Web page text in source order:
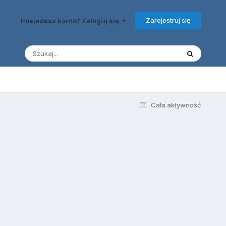
Posiadasz konto? Zaloguj się Zarejestruj się
Cała aktywność